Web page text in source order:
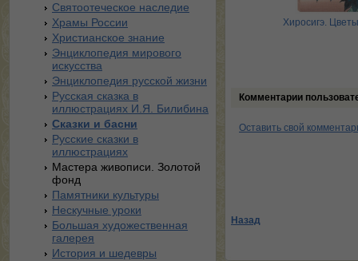
Святоотеческое наследие
Храмы России
Христианское знание
Энциклопедия мирового
искусства
Энциклопедия русской жизни
Русская сказка в
иллюстрациях И.Я. Билибина
Сказки и басни
Русские сказки в
иллюстрациях
Мастера живописи. Золотой
фонд
Памятники культуры
Нескучные уроки
Большая художественная
галерея
История и шедевры
Европейские и
костюмы
Хиросигэ.
Комментарии
Оставить свой
Назад